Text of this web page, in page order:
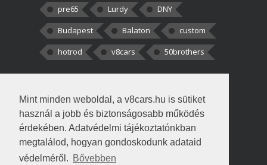
Mint minden weboldal, a v8cars.hu is sütiket
használ a jobb és biztonságosabb működés
érdekében. Adatvédelmi tájékoztatónkban
megtalálod, hogyan gondoskodunk adataid
védelméről. Bővebben
pre65
Lurdy
DNY
Budapest
Balaton
custom
hotrod
v8cars 50brothers
kortisz:Elszúrtam! Én csak két
darabbaal számoltam. Nem tudtam, hogy fél autót,
Béke: Tényleg nagyon jó kérdés volt